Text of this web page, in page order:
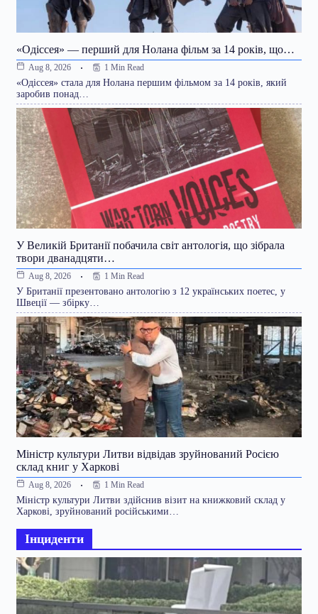
«Одіссея» — перший для Нолана фільм за 14 років, що…
Aug 8, 2026 1 Min Read
«Одіссея» стала для Нолана першим фільмом за 14 років, який
заробив понад…
У Великій Британії побачила світ антологія, що зібрала
твори дванадцяти…
Aug 8, 2026 1 Min Read
У Британії презентовано антологію з 12 українських поетес, у
Швеції — збірку…
Міністр культури Литви відвідав зруйнований Росією
склад книг у Харкові
Aug 8, 2026 1 Min Read
Міністр культури Литви здійснив візит на книжковий склад у
Харкові, зруйнований російськими…
Інциденти